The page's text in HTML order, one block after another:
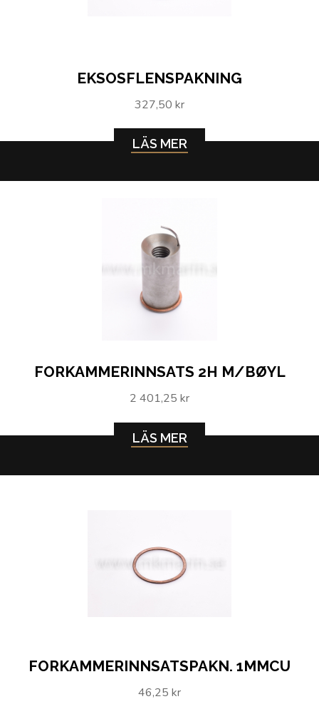
EKSOSFLENSPAKNING
327,50 kr
LÄS MER
FORKAMMERINNSATS 2H M/BØYL
2 401,25 kr
LÄS MER
FORKAMMERINNSATSPAKN. 1MMCU
46,25 kr